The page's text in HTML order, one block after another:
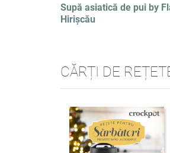
Supă asiatică de pui by
Hirișcău
CĂRȚI DE